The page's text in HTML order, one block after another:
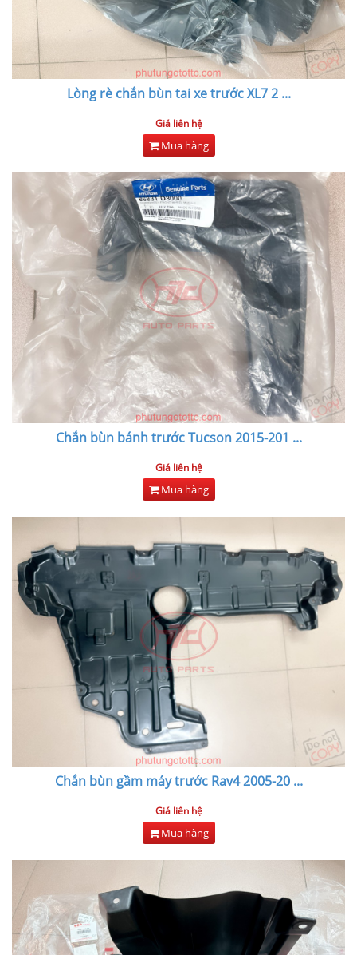
Lòng rè chắn bùn tai xe trước XL7 2...
Giá liên hệ
Mua hàng
Chắn bùn bánh trước Tucson 2015-201 ...
Giá liên hệ
Mua hàng
Chắn bùn gầm máy trước Rav4 2005-20...
Giá liên hệ
Mua hàng